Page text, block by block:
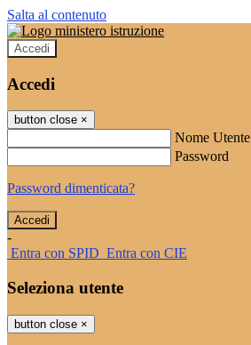
Salta al contenuto
Accedi
Accedi
button close ×
Nome Utente
Password
Password dimenticata?
-
Entra con SPID Entra con CIE
Seleziona utente
button close ×